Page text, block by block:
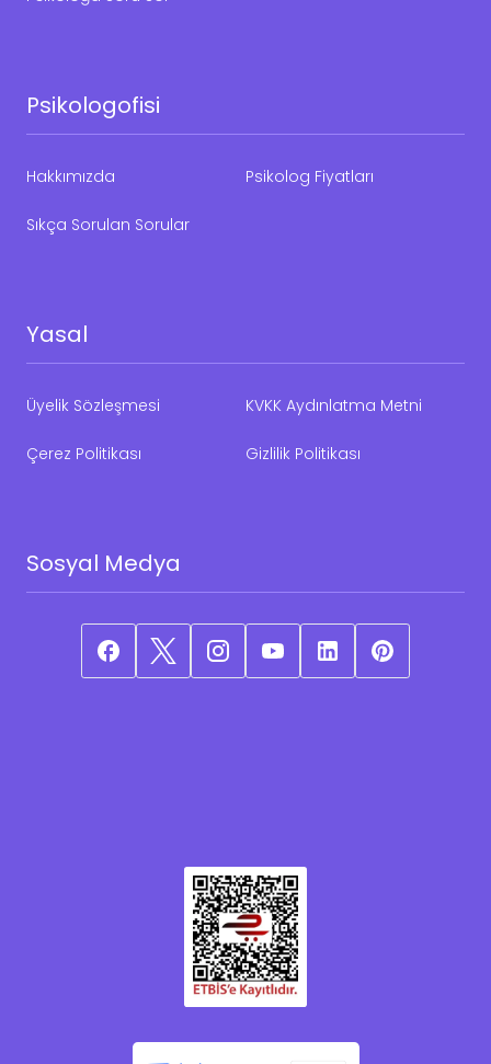
Psikologofisi
Hakkımızda Psikolog Fiyatları
Sıkça Sorulan Sorular
Yasal
Üyelik Sözleşmesi KVKK Aydınlatma Metni
Çerez Politikası Gizlilik Politikası
Sosyal Medya